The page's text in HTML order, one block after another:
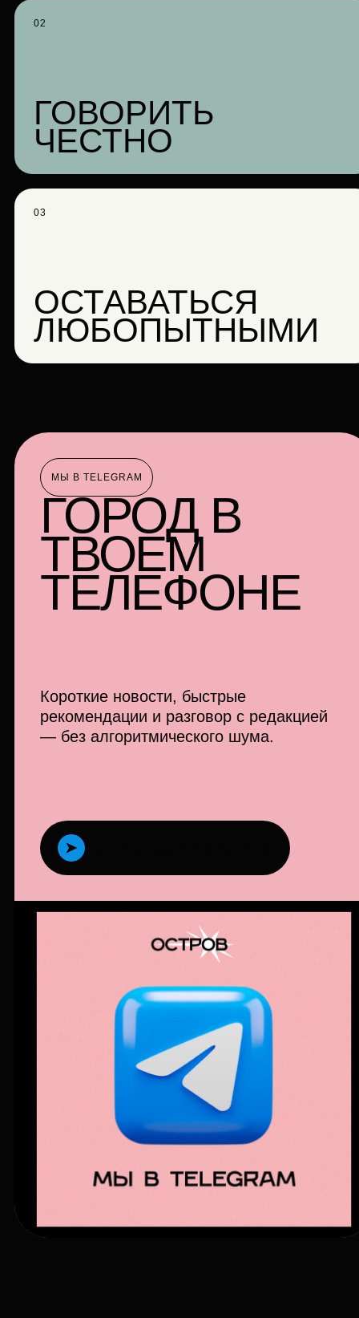
02
ГОВОРИТЬ
ЧЕСТНО
03
ОСТАВАТЬСЯ
ЛЮБОПЫТНЫМИ
МЫ В TELEGRAM
ГОРОД В
ТВОЕМ
ТЕЛЕФОНЕ
Короткие новости, быстрые
рекомендации и разговор с редакцией
— без алгоритмического шума.
➤